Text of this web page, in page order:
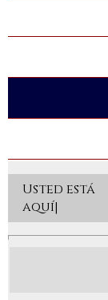
Usted está
aquí|